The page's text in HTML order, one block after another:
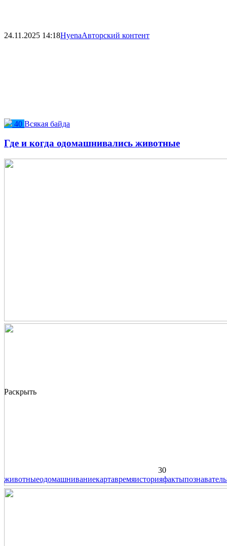
24.11.2025 14:18HyenaАвторский контент
40 Всякая байда
Где и когда одомашнивались животные
Раскрыть
30
животныеодомашниваниекартавремяисторияфакты